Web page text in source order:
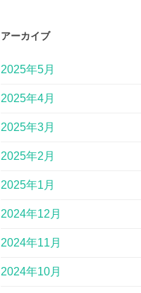
アーカイブ
2025年5月
2025年4月
2025年3月
2025年2月
2025年1月
2024年12月
2024年11月
2024年10月